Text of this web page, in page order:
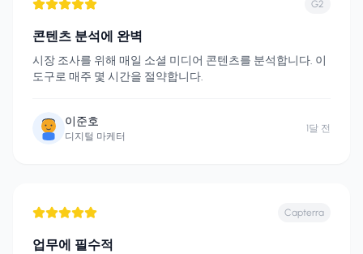
G2
콘텐츠 분석에 완벽
시장 조사를 위해 매일 소셜 미디어 콘텐츠를 분석합니다. 이
도구로 매주 몇 시간을 절약합니다.
이준호
디지털 마케터
1달 전
Capterra
업무에 필수적